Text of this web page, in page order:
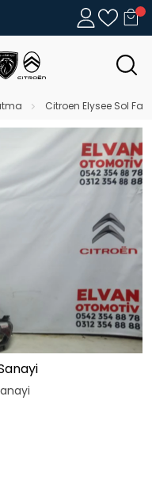
Citroen Elysee Sol Far